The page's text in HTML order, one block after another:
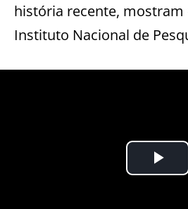
história recente, mostram
Instituto Nacional de